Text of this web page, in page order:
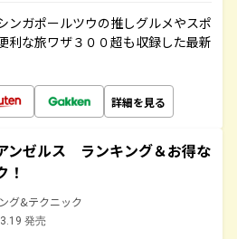
ンガポールツウの推しグルメやスポ
な旅ワザ３００超も収録した最新
詳細を見る
ンゼルス ランキング＆お得な
！
グ&テクニック
発売